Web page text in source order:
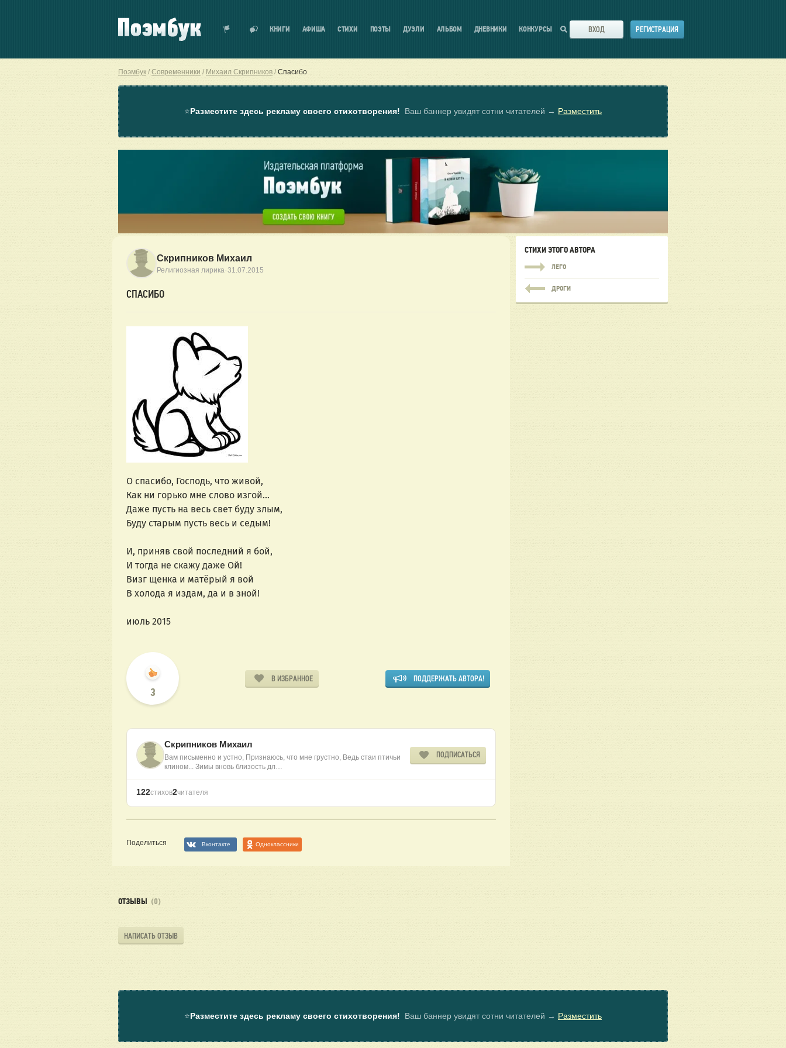
КНИГИ АФИША СТИХИ ПОЭТЫ ДУЭЛИ АЛЬБОМ ДНЕВНИКИ КОНКУРСЫ ВХОД РЕГИСТРАЦИЯ
Поэмбук Современники Михаил Скрипников Спасибо
⭐Разместите здесь рекламу своего стихотворения! Ваш баннер увидят сотни читателей → Разместить
Скрипников Михаил
Религиозная лирика·31.07.2015
СПАСИБО
О спасибо, Господь, что живой,
Как ни горько мне слово изгой...
Даже пусть на весь свет буду злым,
Буду старым пусть весь и седым!
И, приняв свой последний я бой,
И тогда не скажу даже Ой!
Визг щенка и матёрый я вой
В холода я издам, да и в зной!
июль 2015
3
В ИЗБРАННОЕ ПОДДЕРЖАТЬ АВТОРА!
Скрипников Михаил
Вам письменно и устно, Признаюсь, что мне грустно, Ведь стаи птичьи
клином... Зимы вновь близость дл…
ПОДПИСАТЬСЯ
122стихов2читателя
Поделиться Вконтакте Одноклассники
СТИХИ ЭТОГО АВТОРА
ЛЕГО
ДРОГИ
ОТЗЫВЫ (0)
НАПИСАТЬ ОТЗЫВ
⭐Разместите здесь рекламу своего стихотворения! Ваш баннер увидят сотни читателей → Разместить